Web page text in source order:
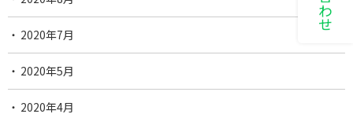
2020年7月
2020年5月
2020年4月